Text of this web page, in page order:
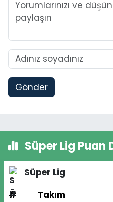
Gönder
Süper Lig Puan
Süper Lig
#
Takım